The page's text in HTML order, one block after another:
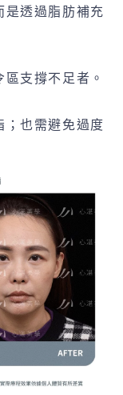
是透過脂肪補充
支撐不足者。
；也需避免過度